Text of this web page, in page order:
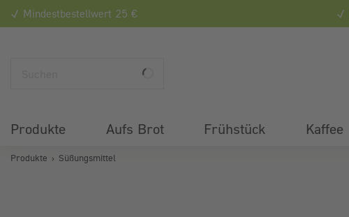
Mindestbestellwert 25 €
Produkte Aufs Brot Frühstück Kaffee
Produkte Süßungsmittel